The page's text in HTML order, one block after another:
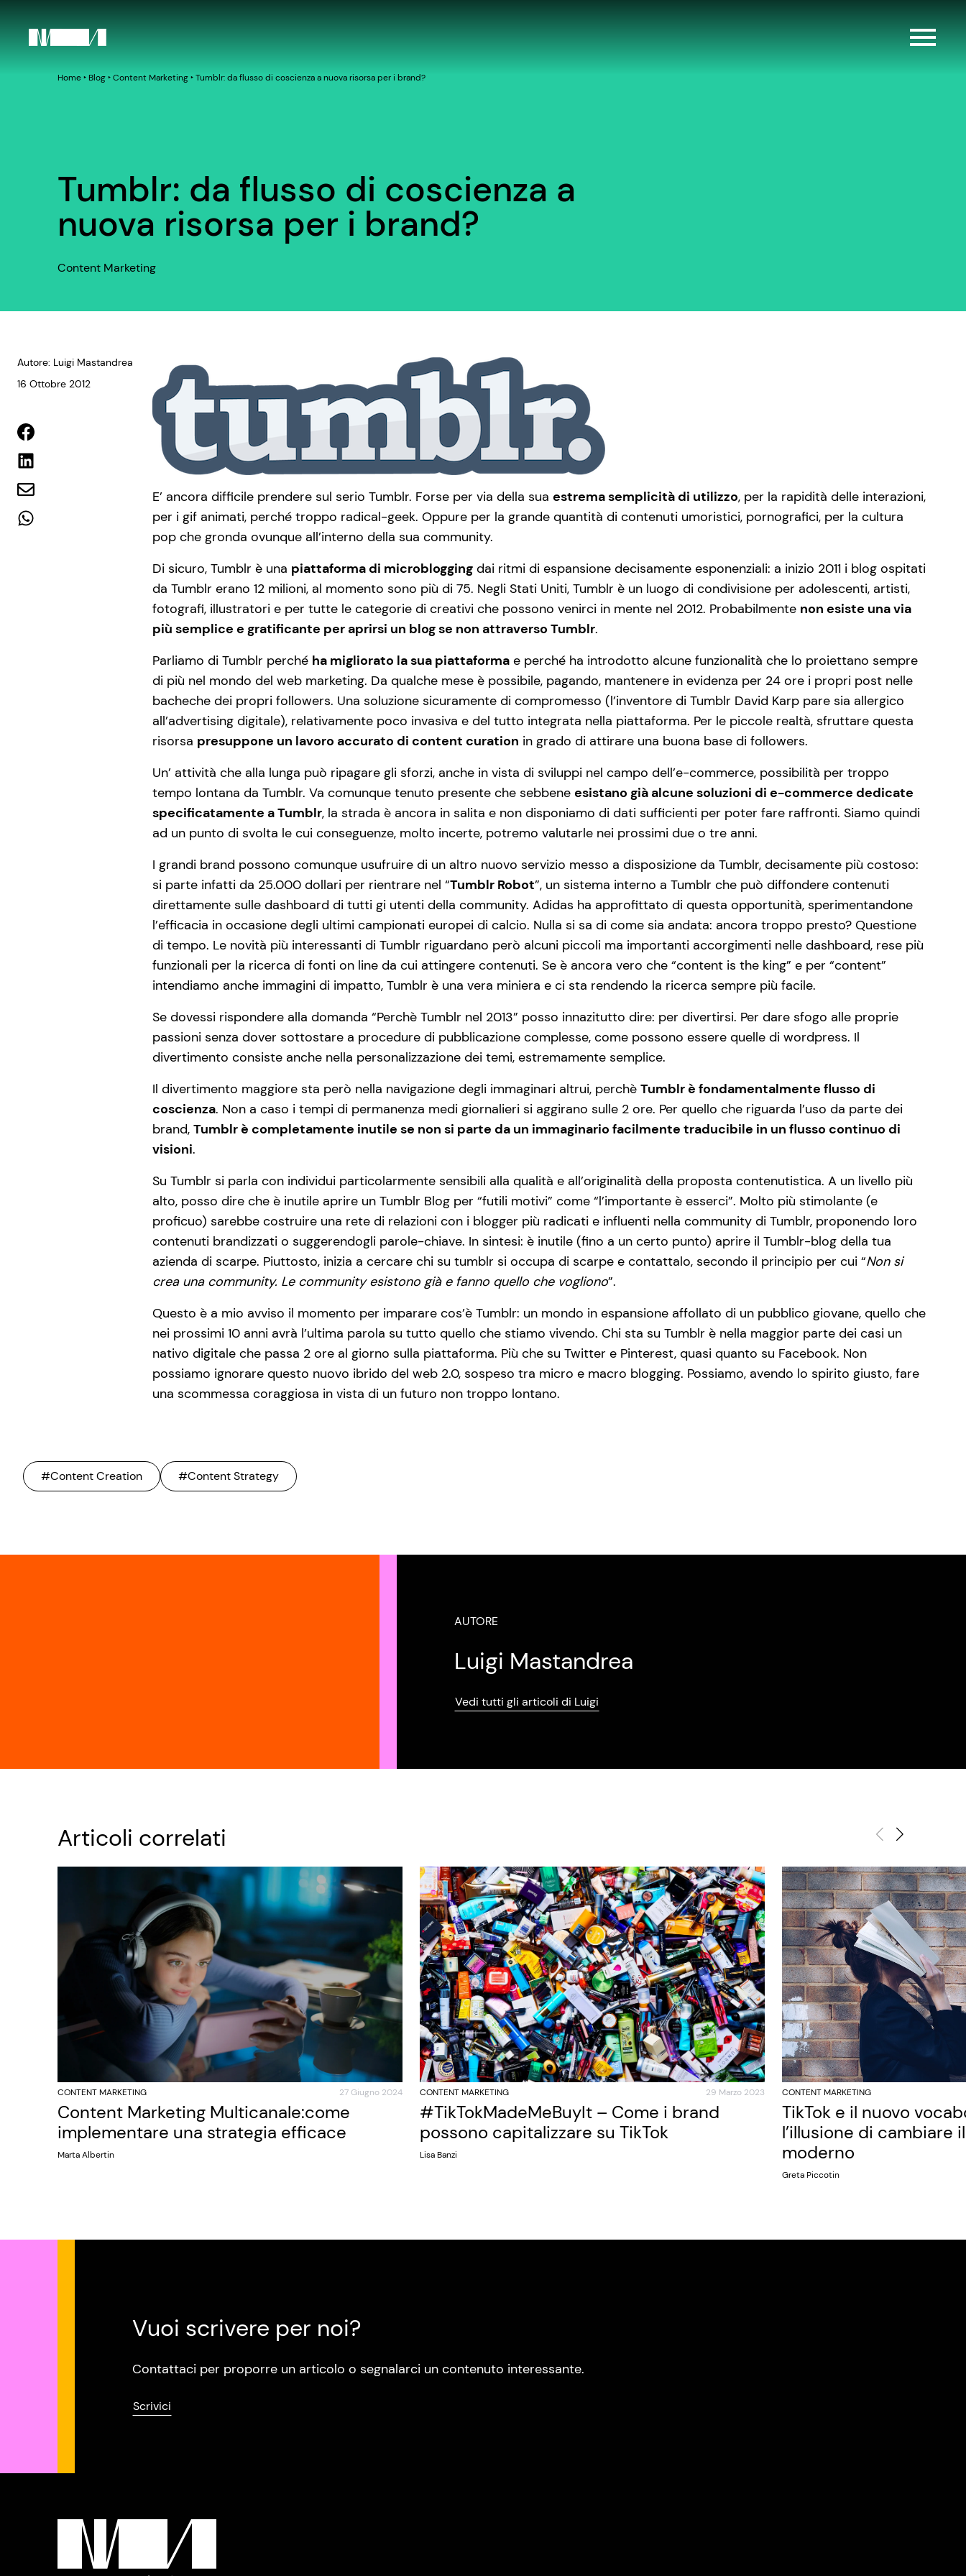
Home‣ Blog‣Content Marketing‣Tumblr: da flusso di coscienza a nuova risorsa per i brand?
Tumblr: da flusso di coscienza a
nuova risorsa per i brand?
Content Marketing
Autore: Luigi Mastandrea
16 Ottobre 2012
E’ ancora difficile prendere sul serio Tumblr. Forse per via della sua estrema semplicità di utilizzo, per la rapidità delle interazioni,
per i gif animati, perché troppo radical-geek. Oppure per la grande quantità di contenuti umoristici, pornografici, per la cultura
pop che gronda ovunque all’interno della sua community.
Di sicuro, Tumblr è una piattaforma di microblogging dai ritmi di espansione decisamente esponenziali: a inizio 2011 i blog ospitati
da Tumblr erano 12 milioni, al momento sono più di 75. Negli Stati Uniti, Tumblr è un luogo di condivisione per adolescenti, artisti,
fotografi, illustratori e per tutte le categorie di creativi che possono venirci in mente nel 2012. Probabilmente non esiste una via
più semplice e gratificante per aprirsi un blog se non attraverso Tumblr.
Parliamo di Tumblr perché ha migliorato la sua piattaforma e perché ha introdotto alcune funzionalità che lo proiettano sempre
di più nel mondo del web marketing. Da qualche mese è possibile, pagando, mantenere in evidenza per 24 ore i propri post nelle
bacheche dei propri followers. Una soluzione sicuramente di compromesso (l’inventore di Tumblr David Karp pare sia allergico
all’advertising digitale), relativamente poco invasiva e del tutto integrata nella piattaforma. Per le piccole realtà, sfruttare questa
risorsa presuppone un lavoro accurato di content curation in grado di attirare una buona base di followers.
Un’ attività che alla lunga può ripagare gli sforzi, anche in vista di sviluppi nel campo dell’e-commerce, possibilità per troppo
tempo lontana da Tumblr. Va comunque tenuto presente che sebbene esistano già alcune soluzioni di e-commerce dedicate
specificatamente a Tumblr, la strada è ancora in salita e non disponiamo di dati sufficienti per poter fare raffronti. Siamo quindi
ad un punto di svolta le cui conseguenze, molto incerte, potremo valutarle nei prossimi due o tre anni.
I grandi brand possono comunque usufruire di un altro nuovo servizio messo a disposizione da Tumblr, decisamente più costoso:
si parte infatti da 25.000 dollari per rientrare nel “Tumblr Robot”, un sistema interno a Tumblr che può diffondere contenuti
direttamente sulle dashboard di tutti gi utenti della community. Adidas ha approfittato di questa opportunità, sperimentandone
l’efficacia in occasione degli ultimi campionati europei di calcio. Nulla si sa di come sia andata: ancora troppo presto? Questione
di tempo. Le novità più interessanti di Tumblr riguardano però alcuni piccoli ma importanti accorgimenti nelle dashboard, rese più
funzionali per la ricerca di fonti on line da cui attingere contenuti. Se è ancora vero che “content is the king” e per “content”
intendiamo anche immagini di impatto, Tumblr è una vera miniera e ci sta rendendo la ricerca sempre più facile.
Se dovessi rispondere alla domanda “Perchè Tumblr nel 2013” posso innazitutto dire: per divertirsi. Per dare sfogo alle proprie
passioni senza dover sottostare a procedure di pubblicazione complesse, come possono essere quelle di wordpress. Il
divertimento consiste anche nella personalizzazione dei temi, estremamente semplice.
Il divertimento maggiore sta però nella navigazione degli immaginari altrui, perchè Tumblr è fondamentalmente flusso di
coscienza. Non a caso i tempi di permanenza medi giornalieri si aggirano sulle 2 ore. Per quello che riguarda l’uso da parte dei
brand, Tumblr è completamente inutile se non si parte da un immaginario facilmente traducibile in un flusso continuo di
visioni.
Su Tumblr si parla con individui particolarmente sensibili alla qualità e all’originalità della proposta contenutistica. A un livello più
alto, posso dire che è inutile aprire un Tumblr Blog per “futili motivi” come “l’importante è esserci”. Molto più stimolante (e
proficuo) sarebbe costruire una rete di relazioni con i blogger più radicati e influenti nella community di Tumblr, proponendo loro
contenuti brandizzati o suggerendogli parole-chiave. In sintesi: è inutile (fino a un certo punto) aprire il Tumblr-blog della tua
azienda di scarpe. Piuttosto, inizia a cercare chi su tumblr si occupa di scarpe e contattalo, secondo il principio per cui “Non si
crea una community. Le community esistono già e fanno quello che vogliono”.
Questo è a mio avviso il momento per imparare cos’è Tumblr: un mondo in espansione affollato di un pubblico giovane, quello che
nei prossimi 10 anni avrà l’ultima parola su tutto quello che stiamo vivendo. Chi sta su Tumblr è nella maggior parte dei casi un
nativo digitale che passa 2 ore al giorno sulla piattaforma. Più che su Twitter e Pinterest, quasi quanto su Facebook. Non
possiamo ignorare questo nuovo ibrido del web 2.0, sospeso tra micro e macro blogging. Possiamo, avendo lo spirito giusto, fare
una scommessa coraggiosa in vista di un futuro non troppo lontano.
#Content Creation #Content Strategy
AUTORE
Luigi Mastandrea
Vedi tutti gli articoli di Luigi
Articoli correlati
CONTENT MARKETING 27 Giugno 2024
Content Marketing Multicanale:come
implementare una strategia efficace
Marta Albertin
CONTENT MARKETING 29 Marzo 2023
#TikTokMadeMeBuyIt – Come i brand
possono capitalizzare su TikTok
Lisa Banzi
CONTENT MARKETING
TikTok e il nuovo
l’illusione di cambiare
moderno
Greta Piccotin
Vuoi scrivere per noi?
Contattaci per proporre un articolo o segnalarci un contenuto interessante.
Scrivici